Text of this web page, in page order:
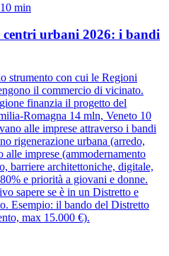
10 min
centri urbani 2026: i bandi
strumento con cui le Regioni
il commercio di vicinato.
finanzia il progetto del
Romagna 14 mln, Veneto 10
alle imprese attraverso i bandi
rigenerazione urbana (arredo,
imprese (ammodernamento
barriere architettoniche, digitale,
e priorità a giovani e donne.
sapere se è in un Distretto e
Esempio: il bando del Distretto
max 15.000 €).